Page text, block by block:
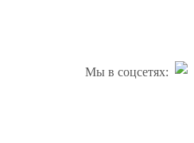
Мы в соцсетях: